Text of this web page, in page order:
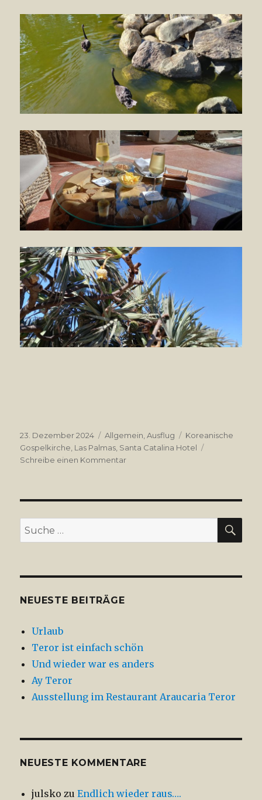
Veröffentlicht
am
23. Dezember 2024 Kategorien
Allgemein ,Ausflug Tags
Koreanische
Gospelkirche Las Palmas Santa Catalina Hotel
Schreibe einen Kommentar
Suche
nach:
NEUESTE BEITRÄGE
Urlaub
Teror ist einfach schön
Und wieder war es anders
Ay Teror
Ausstellung im Restaurant Araucaria Teror
NEUESTE KOMMENTARE
julsko zuEndlich wieder raus….